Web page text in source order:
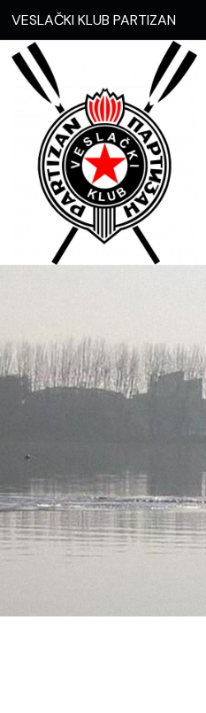
VESLAČKI KLUB PARTIZAN